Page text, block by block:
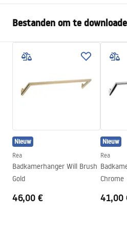
Materiaal
Montagewijze
Breedte
23
Diepte
Bestanden om te
Garantievoorwaarden
Nieuw
Rea
Badkamerhanger Will Brush
Gold
46,00 €
Nieuw
Rea
Chrome
41,00